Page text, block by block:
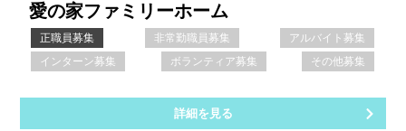
愛の家ファミリーホーム
正職員募集 非常勤職員募集
アルバイト募集
インターン募集
ボランティア募集 その他募集
詳細を見る